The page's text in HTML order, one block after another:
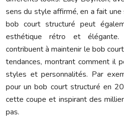
sens du style affirmé, en a fait
bob court structuré peut
esthétique rétro et élégante.
contribuent à maintenir le bob
tendances, montrant comment il
styles et personnalités. Par
pour un bob court structuré en
cette coupe et inspirant des
pas.